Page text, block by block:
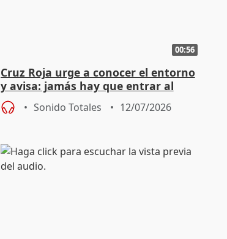
00:56
Cruz Roja urge a conocer el entorno
y avisa: jamás hay que entrar al
agua en un ahogamiento
Sonido Totales 12/07/2026